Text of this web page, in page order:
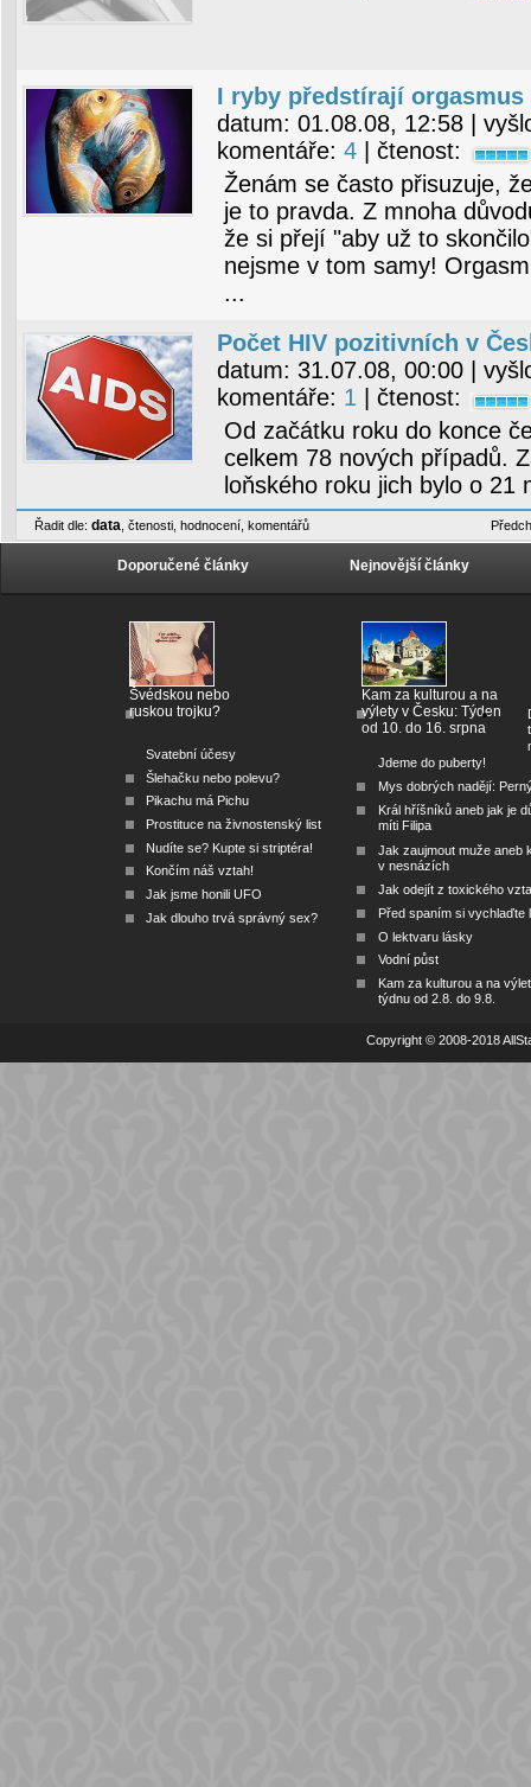
I ryby předstírají orgasmus
datum: 01.08.08, 12:58 |
komentáře: 4 | čtenost:
Ženám se často přisuzuje,
je to pravda. Z mnoha
že si přejí "aby už to
nejsme v tom samy!
...
Počet HIV pozitivních v
datum: 31.07.08, 00:00 |
komentáře: 1 | čtenost:
Od začátku roku do konce
celkem 78 nových případů.
loňského roku jich bylo o 21
Řadit dle: data čtenosti hodnocení komentářů
Doporučené články
Švédskou nebo
ruskou trojku?
Svatební účesy
Šlehačku nebo polevu?
Pikachu má Pichu
Prostituce na živnostenský list
Nudíte se? Kupte si striptéra!
Končím náš vztah!
Jak jsme honili UFO
Jak dlouho trvá správný sex?
Nejnovější články
Kam za kulturou a na
výlety v Česku: Týden
od 10. do 16. srpna
Jdeme do puberty!
Mys dobrých nadějí:
Král hříšníků aneb jak je
míti Filipa
Jak zaujmout muže aneb
v nesnázích
Jak odejít z toxického
Před spaním si vychlaďte
O lektvaru lásky
Vodní půst
Kam za kulturou a na
týdnu od 2.8. do 9.8.
Copyright © 2008-2018